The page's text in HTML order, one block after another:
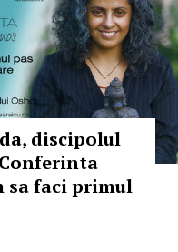
discipolul
sa faci primul